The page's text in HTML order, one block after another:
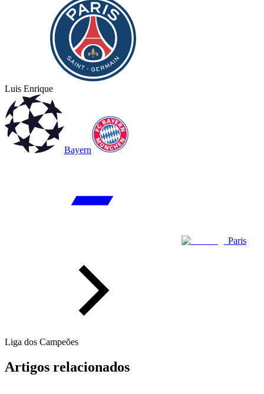
Luis Enrique
Bayern
Paris
Liga dos Campeões
Artigos relacionados